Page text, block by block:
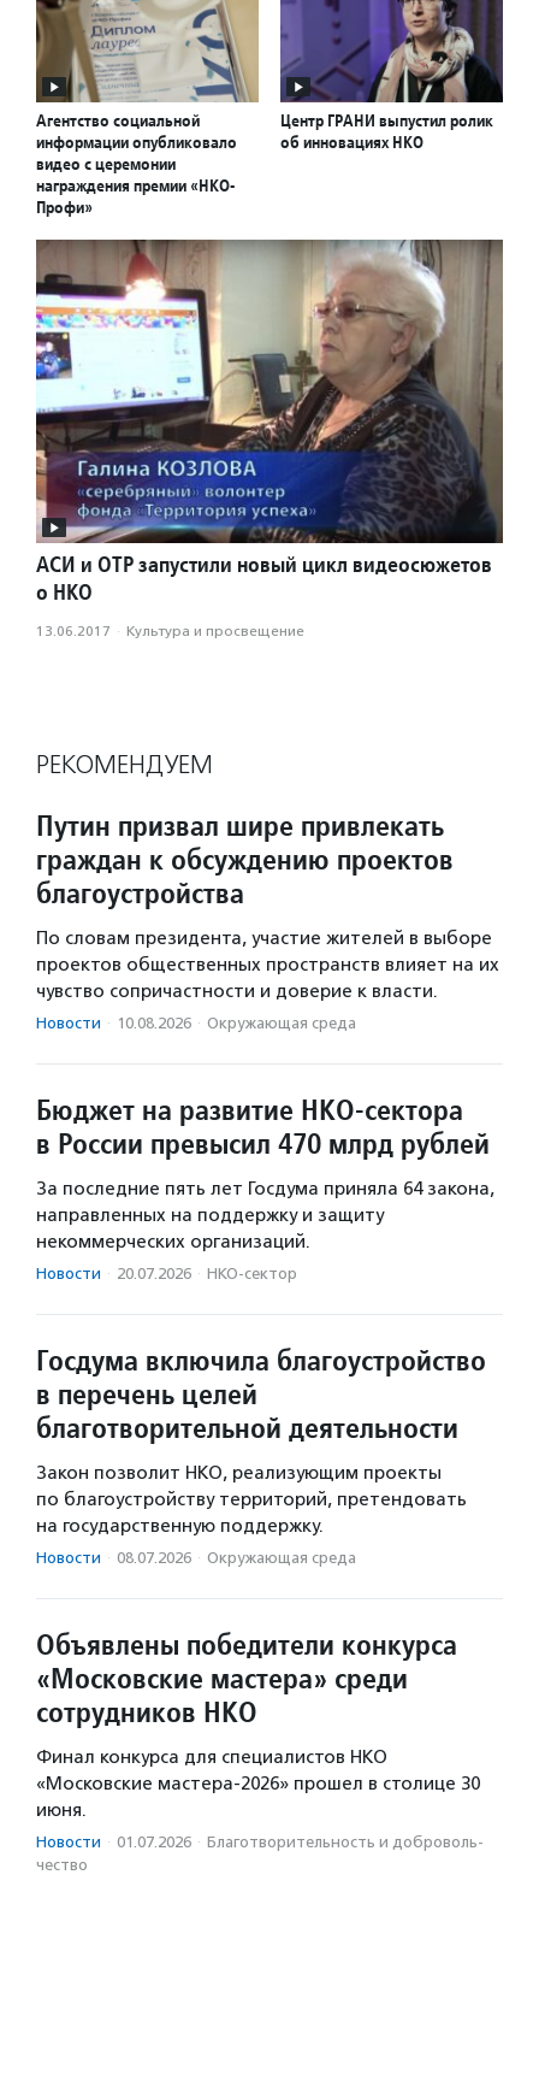
Агентство социальной
информации опубликовало
видео с церемонии
награждения премии «НКО-
Профи»
Центр ГРАНИ выпустил ролик
об инновациях НКО
АСИ и ОТР запустили новый цикл видеосюжетов
о НКО
13.06.2017 · Культура и просвещение
РЕКОМЕНДУЕМ
Путин призвал шире привлекать
граждан к обсуждению проектов
благоустройства
По словам президента, участие жителей в выборе
проектов общественных пространств влияет на их
чувство сопричастности и доверие к власти.
Новости · 10.08.2026 · Окружающая среда
Бюджет на развитие НКО-сектора
в России превысил 470 млрд рублей
За последние пять лет Госдума приняла 64 закона,
направленных на поддержку и защиту
некоммерческих организаций.
Новости · 20.07.2026 · НКО-сектор
Госдума включила благоустройство
в перечень целей
благотворительной деятельности
Закон позволит НКО, реализующим проекты
по благоустройству территорий, претендовать
на государственную поддержку.
Новости · 08.07.2026 · Окружающая среда
Объявлены победители конкурса
«Московские мастера» среди
сотрудников НКО
Финал конкурса для специалистов НКО
«Московские мастера-2026» прошел в столице 30
июня.
Новости · 01.07.2026 · Благотвори­тель­ность и доброволь­
чест­во